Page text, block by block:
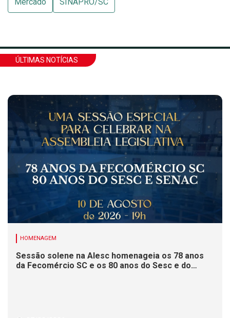
Mercado SINAPRO/SC
ÚLTIMAS NOTÍCIAS
HOMENAGEM
Sessão solene na Alesc homenageia os 78 anos
da Fecomércio SC e os 80 anos do Sesc e do